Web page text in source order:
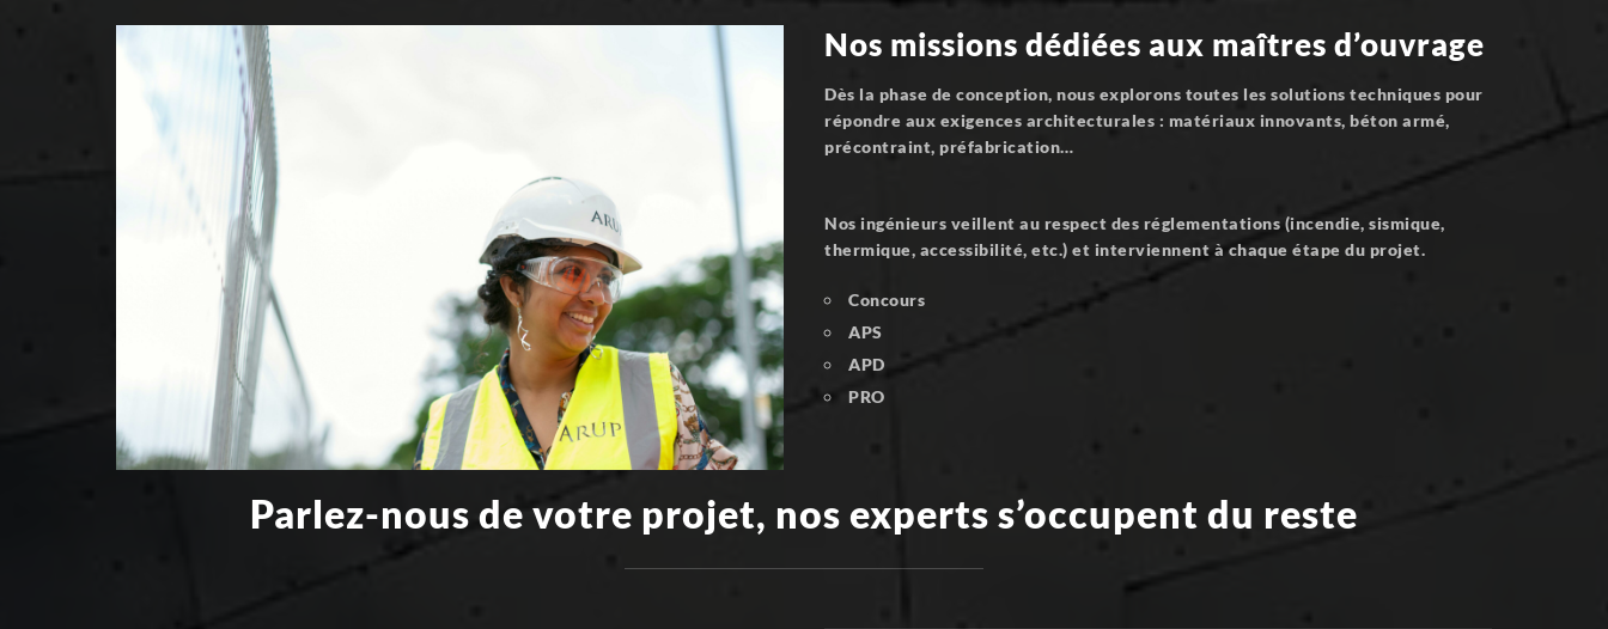
Nos missions dédiées aux maîtres d’ouvrage
Dès la phase de conception, nous explorons toutes les solutions techniques pour
répondre aux exigences architecturales : matériaux innovants, béton armé,
précontraint, préfabrication…
Nos ingénieurs veillent au respect des réglementations (incendie, sismique,
thermique, accessibilité, etc.) et interviennent à chaque étape du projet.
Concours
APS
APD
PRO
Parlez-nous de votre projet, nos experts s’occupent du reste